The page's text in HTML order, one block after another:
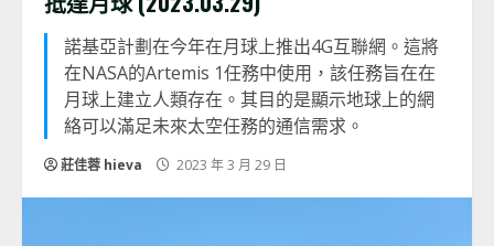
諾基亞計劃在今年在月球上推出4G互聯網。這將
在NASA的Artemis 1任務中使用，該任務旨在在
月球上建立人類存在。其目的是顯示地球上的網
絡可以滿足未來太空任務的通信需求。
莊佳蓉 hieva 2023 年 3 月 29 日